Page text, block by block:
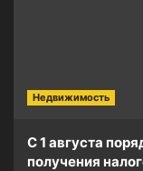
Недвижимость
С 1 августа
получения